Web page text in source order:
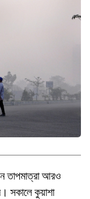
তাপমাত্রা আরও
সকালে কুয়াশা